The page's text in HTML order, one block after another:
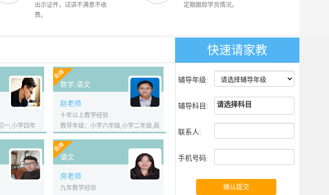
出示证件，试讲不满意不收
费。
定期跟踪学员情况。
快速请家教
一,小学四年
数学,语文
赵老师
十年以上教学经验
教导年级：小学六年级,小学二年级,高
语文
房老师
九年教学经验
辅导年级:
辅导科目: 请选择科目
联系人:
手机号码: